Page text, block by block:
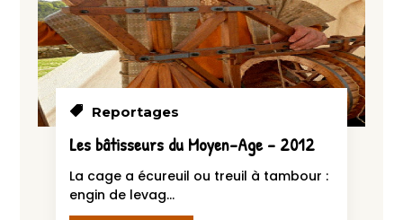
Reportages
Les bâtisseurs du Moyen-Age – 2012
La cage a écureuil ou treuil à tambour :
engin de levag...